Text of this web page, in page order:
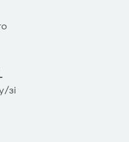
зі